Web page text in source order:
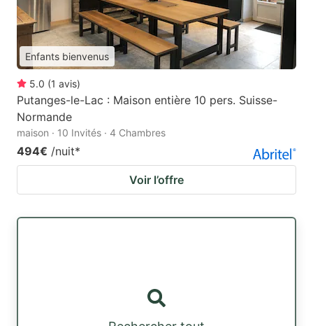
Enfants bienvenus
5.0 (1 avis)
Putanges-le-Lac : Maison entière 10 pers. Suisse-
Normande
maison · 10 Invités · 4 Chambres
494€ /nuit*
Voir l’offre